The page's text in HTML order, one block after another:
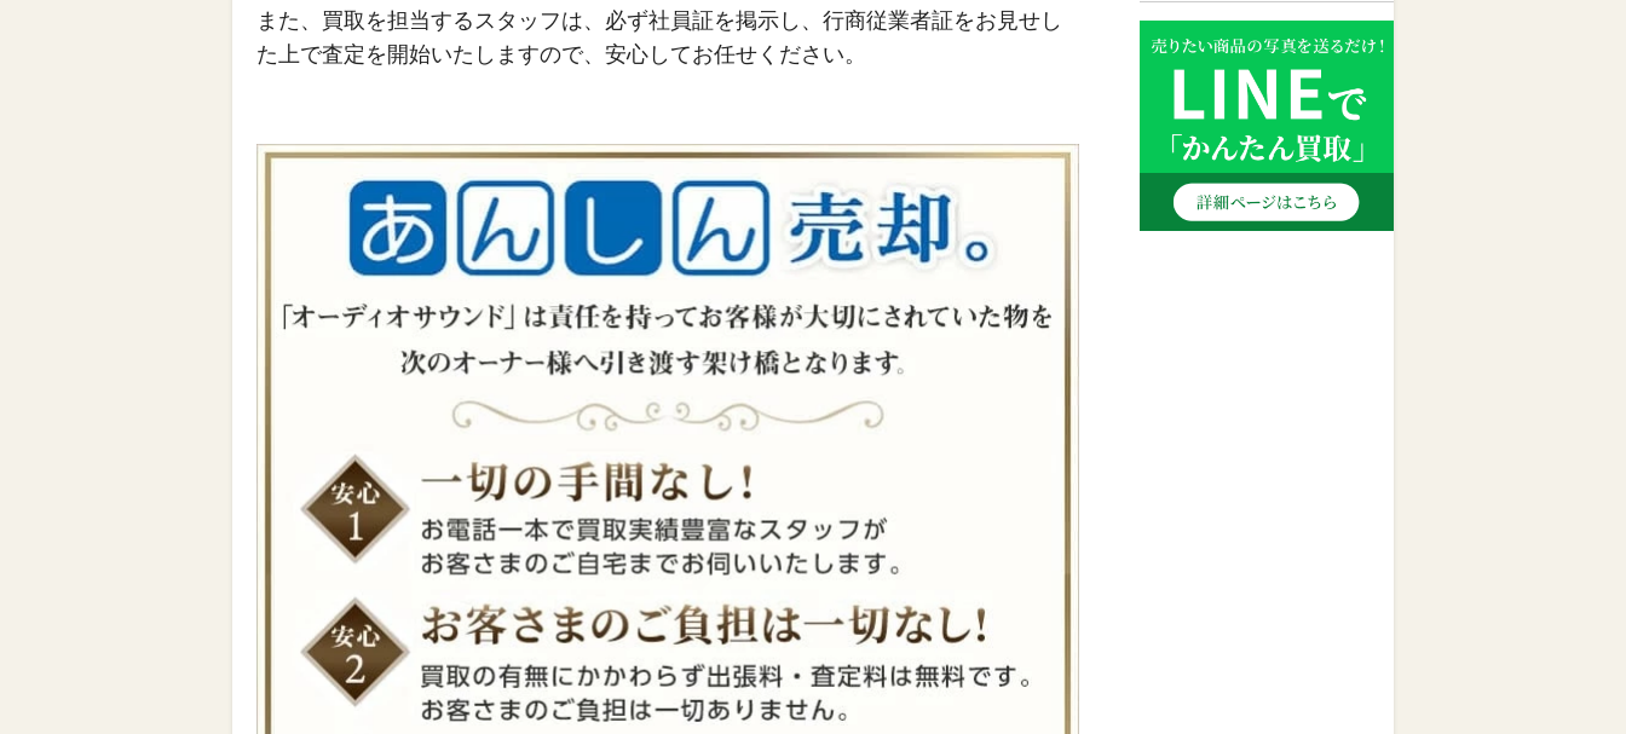
また、買取を担当するスタッフは、必ず社員証を掲示し、行商従業者証をお見せし
た上で査定を開始いたしますので、安心してお任せください。